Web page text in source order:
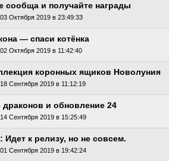
сообща и получайте награды
03 Октября 2019 в 23:49:33
— спаси котёнка
02 Октября 2019 в 11:42:40
коронных ящиков Новолуния
18 Сентября 2019 в 11:12:19
драконов и обновление 24
14 Сентября 2019 в 15:25:49
Идет к релизу, но не совсем.
01 Сентября 2019 в 19:42:24